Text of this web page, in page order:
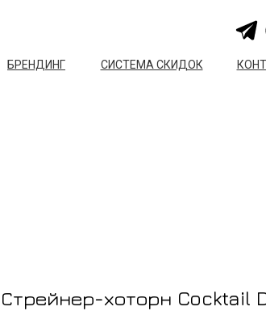
СИСТЕМА СКИДОК
БРЕНДИНГ
Стрейнер-хоторн Cocktail